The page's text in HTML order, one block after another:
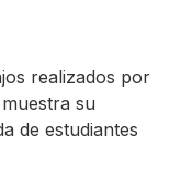
realizados por
su
de estudiantes